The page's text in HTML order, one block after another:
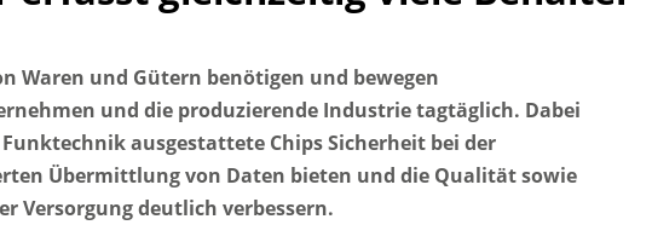
Waren und Gütern benötigen und bewegen
und die produzierende Industrie tagtäglich. Dabei
ausgestattete Chips Sicherheit bei der
Übermittlung von Daten bieten und die Qualität sowie
Versorgung deutlich verbessern.